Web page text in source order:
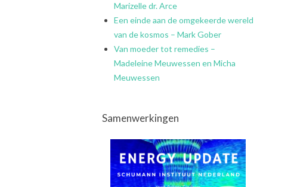
Marizelle dr. Arce
Een einde aan de omgekeerde wereld
van de kosmos – Mark Gober
Van moeder tot remedies –
Madeleine Meuwessen en Micha
Meuwessen
Samenwerkingen